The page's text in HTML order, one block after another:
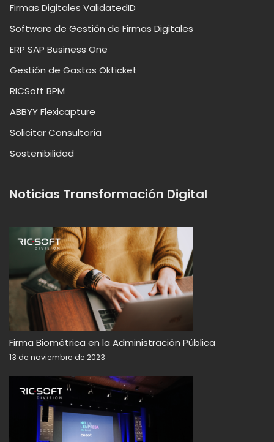
Firmas Digitales ValidatedID
Software de Gestión de Firmas Digitales
ERP SAP Business One
Gestión de Gastos Okticket
RICSoft BPM
ABBYY Flexicapture
Solicitar Consultoría
Sostenibilidad
Noticias Transformación Digital
Firma Biométrica en la Administración Pública
13 de noviembre de 2023